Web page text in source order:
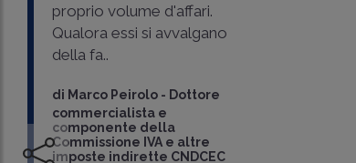
proprio volume d'affari.
Qualora essi si avvalgano
della fa..
di Marco Peirolo - Dottore
commercialista e
componente della
Commissione IVA e altre
imposte indirette CNDCEC